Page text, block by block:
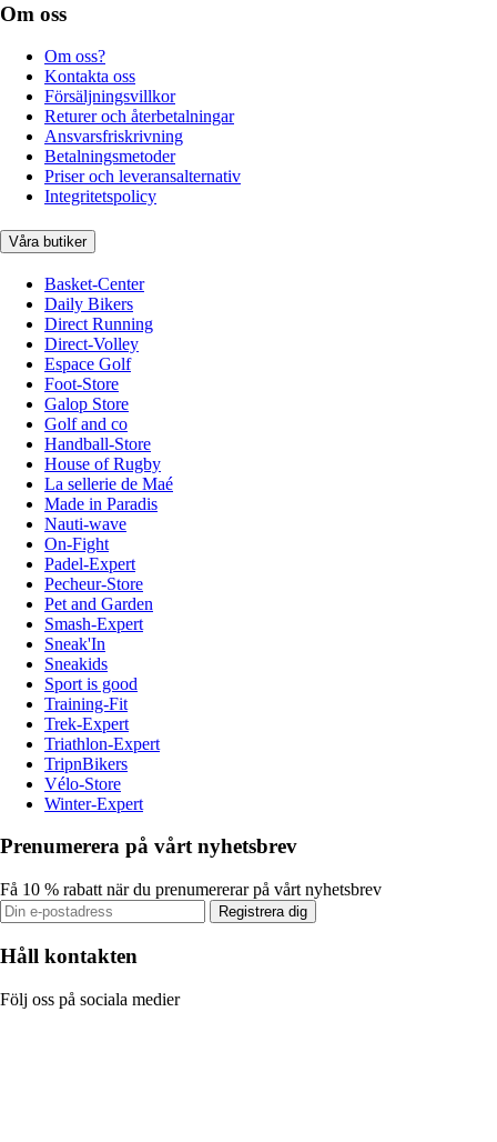
Om oss
Om oss?
Kontakta oss
Försäljningsvillkor
Returer och återbetalningar
Ansvarsfriskrivning
Betalningsmetoder
Priser och leveransalternativ
Integritetspolicy
Våra butiker
Basket-Center
Daily Bikers
Direct Running
Direct-Volley
Espace Golf
Foot-Store
Galop Store
Golf and co
Handball-Store
House of Rugby
La sellerie de Maé
Made in Paradis
Nauti-wave
On-Fight
Padel-Expert
Pecheur-Store
Pet and Garden
Smash-Expert
Sneak'In
Sneakids
Sport is good
Training-Fit
Trek-Expert
Triathlon-Expert
TripnBikers
Vélo-Store
Winter-Expert
Prenumerera på vårt nyhetsbrev
Få 10 % rabatt när du prenumererar på vårt nyhetsbrev
Registrera dig
Håll kontakten
Följ oss på sociala medier